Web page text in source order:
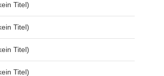
Titel)
Titel)
Titel)
Titel)